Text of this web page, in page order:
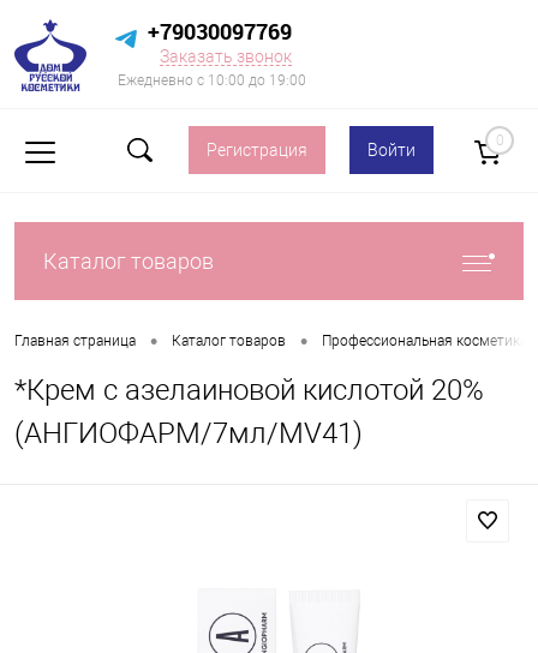
+79030097769
Заказать звонок
Ежедневно с 10:00 до 19:00
Регистрация Войти 0
Каталог товаров
Главная страница • Каталог товаров • Профессиональная косметика
*Крем с азелаиновой кислотой 20%
(АНГИОФАРМ/7мл/MV41)